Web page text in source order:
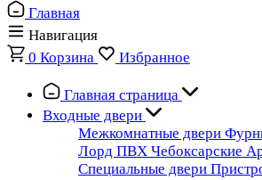
Главная
Навигация
0 Корзина Избранное
Главная страница
Входные двери
Межкомнатные двери
Лорд ПВХ Чебоксарские
Специальные двери